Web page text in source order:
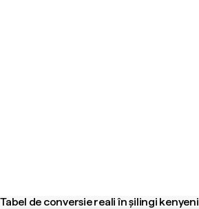
Tabel de conversie reali în șilingi kenyeni